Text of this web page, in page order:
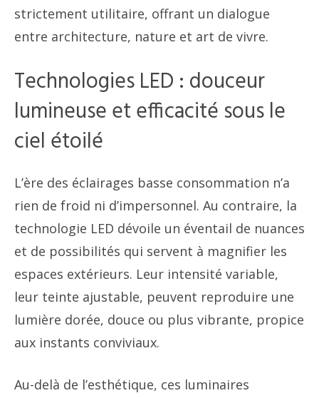
strictement utilitaire, offrant un dialogue
entre architecture, nature et art de vivre.
Technologies LED : douceur
lumineuse et efficacité sous le
ciel étoilé
L’ère des éclairages basse consommation n’a
rien de froid ni d’impersonnel. Au contraire, la
technologie LED dévoile un éventail de nuances
et de possibilités qui servent à magnifier les
espaces extérieurs. Leur intensité variable,
leur teinte ajustable, peuvent reproduire une
lumière dorée, douce ou plus vibrante, propice
aux instants conviviaux.
Au-delà de l’esthétique, ces luminaires